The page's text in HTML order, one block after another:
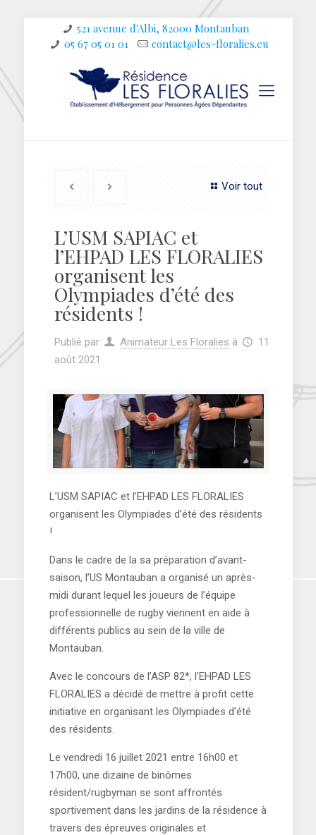
521 avenue d'Albi, 82000 Montauban
05 67 05 01 01
contact@les-floralies.eu
Voir tout
L’USM SAPIAC et
l’EHPAD LES FLORALIES
organisent les
Olympiades d’été des
résidents !
Publié par Animateur Les Floralies à
11
août 2021
L’USM SAPIAC et l’EHPAD LES FLORALIES
organisent les Olympiades d’été des résidents
!
Dans le cadre de la sa préparation d’avant-
saison, l’US Montauban a organisé un après-
midi durant lequel les joueurs de l’équipe
professionnelle de rugby viennent en aide à
différents publics au sein de la ville de
Montauban.
Avec le concours de l’ASP 82*, l’EHPAD LES
FLORALIES a décidé de mettre à profit cette
initiative en organisant les Olympiades d’été
des résidents.
Le vendredi 16 juillet 2021 entre 16h00 et
17h00, une dizaine de binômes
résident/rugbyman se sont affrontés
sportivement dans les jardins de la résidence à
travers des épreuves originales et